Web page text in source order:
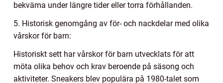
bekväma under längre tider eller torra förhållanden.
5. Historisk genomgång av för- och nackdelar med olika
vårskor för barn:
Historiskt sett har vårskor för barn utvecklats för att
möta olika behov och krav beroende på säsong och
aktiviteter. Sneakers blev populära på 1980-talet som